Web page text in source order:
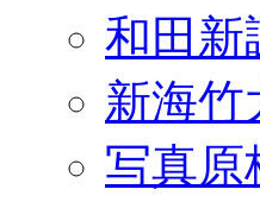
和田新
新海竹
写真原